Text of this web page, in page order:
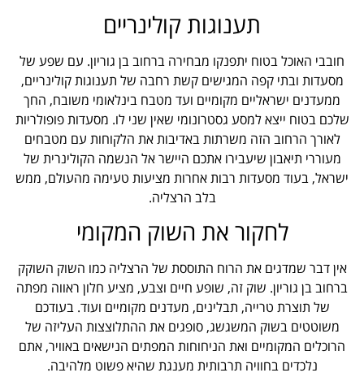
תענוגות קולינריים
חובבי האוכל בטוח יתפנקו מבחירה ברחוב בן גוריון. עם שפע של
מסעדות ובתי קפה המגישים קשת רחבה של תענוגות קולינריים,
ממעדנים ישראליים מקומיים ועד מטבח בינלאומי משובח, החך
שלכם בטוח ייצא למסע גסטרונומי שאין שני לו. מסעדות פופולריות
לאורך הרחוב הזה משרתות באדיבות את הלקוחות עם מטבחים
מעוררי תיאבון שיעבירו אתכם היישר אל הנשמה הקולינרית של
ישראל, בעוד מסעדות רבות אחרות מציעות טעימה מהעולם, ממש
בלב הרצליה.
לחקור את השוק המקומי
אין דבר שמדגים את הרוח התוססת של הרצליה כמו השוק השוקק
ברחוב בן גוריון. שוק זה, שופע חיים וצבע, מציע חלון ראווה מפתה
של תוצרת טרייה, תבלינים, מעדנים מקומיים ועוד. בעודכם
משוטטים בשוק המשגשג, סופגים את ההתלוצצות העליזה של
הרוכלים המקומיים ואת הניחוחות המפתים הנישאים באוויר, אתם
נלכדים בחוויה תרבותית מענגת שהיא פשוט מלהיבה.